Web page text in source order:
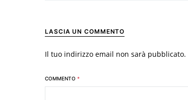
LASCIA UN COMMENTO
Il tuo indirizzo email non sarà pubblicato.
COMMENTO *